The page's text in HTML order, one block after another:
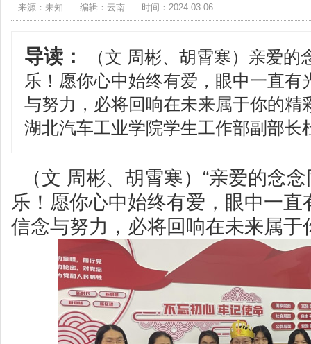
来源：未知 编辑：云南 时间：2024-03-06
导读：
（文 周彬、胡霄寒）亲爱的
乐！愿你心中始终有爱，眼中一直有
与努力，必将回响在未来属于你的精
湖北汽车工业学院学生工作部副部长
（文 周彬、胡霄寒）“亲爱的念
乐！愿你心中始终有爱，眼中一
信念与努力，必将回响在未来属于